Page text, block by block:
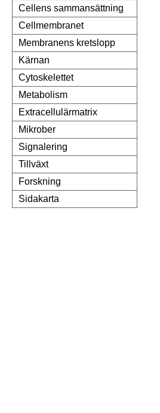
Cellens sammansättning
Cellmembranet
Membranens kretslopp
Kärnan
Cytoskelettet
Metabolism
Extracellulärmatrix
Mikrober
Signalering
Tillväxt
Forskning
Sidakarta